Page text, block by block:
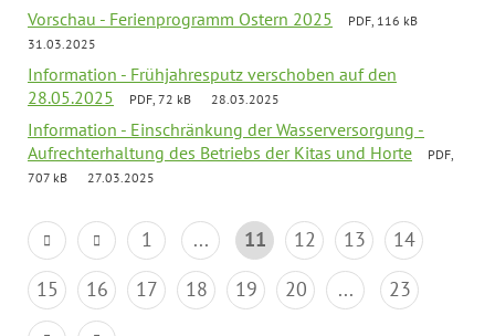
Vorschau - Ferienprogramm Ostern 2025
PDF, 116 kB
31.03.2025
Information - Frühjahresputz verschoben auf den
28.05.2025
PDF, 72 kB 28.03.2025
Information - Einschränkung der Wasserversorgung -
Aufrechterhaltung des Betriebs der Kitas und Horte
PDF,
707 kB
27.03.2025
1 ... 11 12 13
14
15
16 17 18 19 20 ... 23